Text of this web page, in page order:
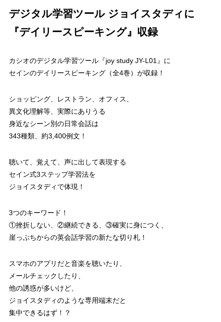
デジタル学習ツール ジョイスタディに
『デイリースピーキング』収録
カシオのデジタル学習ツール『joy study JY-L01』に
セインのデイリースピーキング（全4巻）が収録！
ショッピング、レストラン、オフィス、
異文化理解等、実際にありうる
身近なシーン別の日常会話は
343種類、約3,400例文！
聴いて、覚えて、声に出して表現する
セイン式3ステップ学習法を
ジョイスタディで体現！
3つのキーワード！
①挫折しない、②継続できる、③確実に身につく、
崖っぷちからの英会話学習の新たな切り札！
スマホのアプリだと音楽を聴いたり、
メールチェックしたり、
他の誘惑が多いけど、
ジョイスタディのような専用端末だと
集中できるはず！？